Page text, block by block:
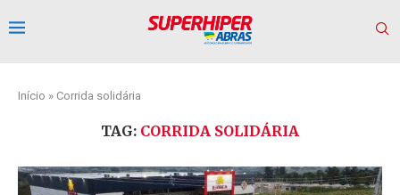
Início » Corrida solidária
TAG: CORRIDA SOLIDÁRIA